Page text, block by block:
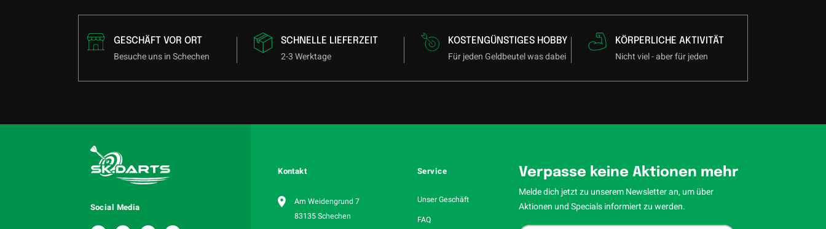
GESCHÄFT VOR ORT
Besuche uns in Schechen
SCHNELLE LIEFERZEIT
2-3 Werktage
KOSTENGÜNSTIGES HOBBY
Für jeden Geldbeutel was dabei
KÖRPERLICHE AKTIVITÄT
Nicht viel - aber für jeden
Social Media
Kontakt
Am Weidengrund 7
83135 Schechen
Service
Unser Geschäft
FAQ
Verpasse keine Aktionen mehr
Melde dich jetzt zu unserem Newsletter an, um über
Aktionen und Specials informiert zu werden.